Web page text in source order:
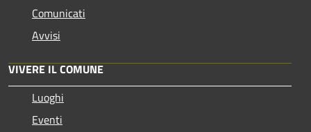
Comunicati
Avvisi
VIVERE IL COMUNE
Luoghi
Eventi